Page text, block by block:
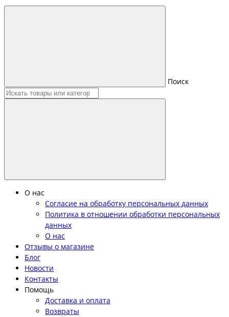
Поиск
О нас
Согласие на обработку персональных данных
Политика в отношении обработки персональных
данных
О нас
Отзывы о магазине
Блог
Новости
Контакты
Помощь
Доставка и оплата
Возвраты